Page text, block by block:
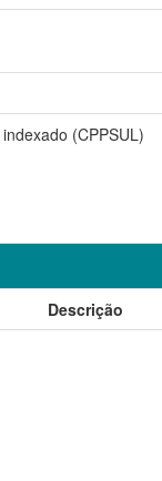
(CPPSUL)
Descrição